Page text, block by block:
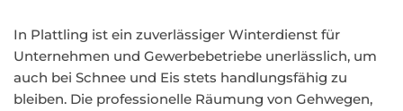
In Plattling ist ein zuverlässiger Winterdienst für
Unternehmen und Gewerbebetriebe unerlässlich, um
auch bei Schnee und Eis stets handlungsfähig zu
bleiben. Die professionelle Räumung von Gehwegen,